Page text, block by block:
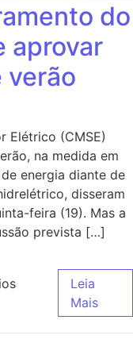
do
aprovar
verão
Elétrico (CMSE)
na medida em
energia diante de
disseram
feira (19). Mas a
prevista […]
Leia
Mais